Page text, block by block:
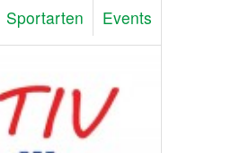
Sportarten Events